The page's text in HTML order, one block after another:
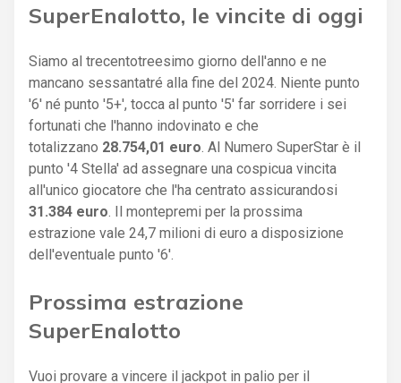
SuperEnalotto, le vincite di oggi
Siamo al trecentotreesimo giorno dell'anno e ne
mancano sessantatré alla fine del 2024. Niente punto
'6' né punto '5+', tocca al punto '5' far sorridere i sei
fortunati che l'hanno indovinato e che
totalizzano 28.754,01 euro . Al Numero SuperStar è il
punto '4 Stella' ad assegnare una cospicua vincita
all'unico giocatore che l'ha centrato assicurandosi
31.384 euro . Il montepremi per la prossima
estrazione vale 24,7 milioni di euro a disposizione
dell'eventuale punto '6'.
Prossima estrazione
SuperEnalotto
Vuoi provare a vincere il jackpot in palio per il